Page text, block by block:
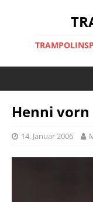
Henni vorn
14. Januar 2006